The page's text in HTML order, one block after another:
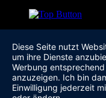
Diese Seite nutzt
um ihre Dienste
Werbung
anzuzeigen. Ich bin
Einwilligung jederzeit